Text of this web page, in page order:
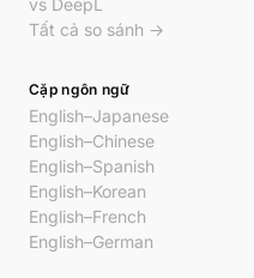
vs DeepL
Tất cả so sánh →
Cặp ngôn ngữ
English–Japanese
English–Chinese
English–Spanish
English–Korean
English–French
English–German